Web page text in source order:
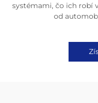
systémami, čo ich robí
od